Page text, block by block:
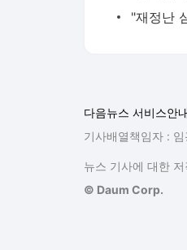
다음뉴스 서비스안내
기사배열책임자 : 임
뉴스 기사에 대한
© Daum Corp.